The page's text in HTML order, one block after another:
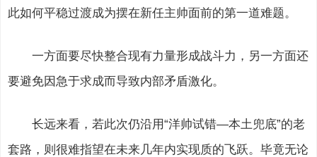
此如何平稳过渡成为摆在新任主帅面前的第一道难题。
一方面要尽快整合现有力量形成战斗力，另一方面还
要避免因急于求成而导致内部矛盾激化。
长远来看，若此次仍沿用“洋帅试错—本土兜底”的老
套路，则很难指望在未来几年内实现质的飞跃。毕竟无论